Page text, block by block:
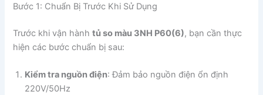
Bước 1: Chuẩn Bị Trước Khi Sử Dụng
Trước khi vận hànhtủ so màu 3NH P60(6), bạn cần thực
hiện các bước chuẩn bị sau:
Kiểm tra nguồn điện: Đảm bảo nguồn điện ổn định
220V/50Hz